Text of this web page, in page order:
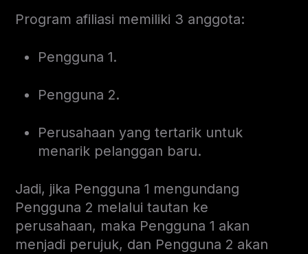
Program afiliasi memiliki 3 anggota:
Pengguna 1.
Pengguna 2.
Perusahaan yang tertarik untuk
menarik pelanggan baru.
Jadi, jika Pengguna 1 mengundang
Pengguna 2 melalui tautan ke
perusahaan, maka Pengguna 1 akan
menjadi perujuk, dan Pengguna 2 akan